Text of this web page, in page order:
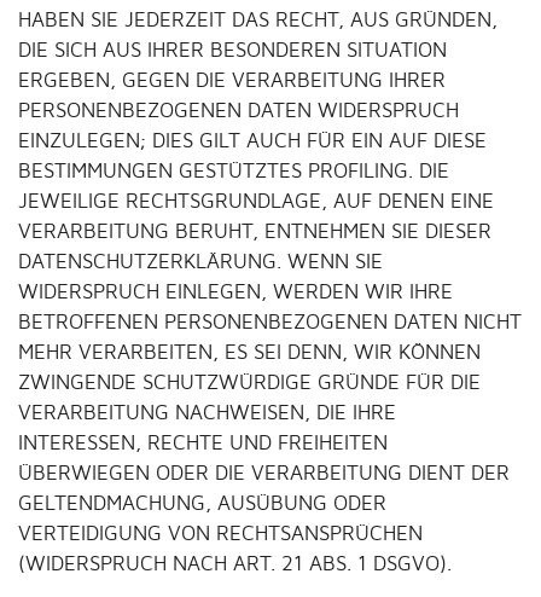
HABEN SIE JEDERZEIT DAS RECHT, AUS GRÜNDEN,
DIE SICH AUS IHRER BESONDEREN SITUATION
ERGEBEN, GEGEN DIE VERARBEITUNG IHRER
PERSONENBEZOGENEN DATEN WIDERSPRUCH
EINZULEGEN; DIES GILT AUCH FÜR EIN AUF DIESE
BESTIMMUNGEN GESTÜTZTES PROFILING. DIE
JEWEILIGE RECHTSGRUNDLAGE, AUF DENEN EINE
VERARBEITUNG BERUHT, ENTNEHMEN SIE DIESER
DATENSCHUTZERKLÄRUNG. WENN SIE
WIDERSPRUCH EINLEGEN, WERDEN WIR IHRE
BETROFFENEN PERSONENBEZOGENEN DATEN NICHT
MEHR VERARBEITEN, ES SEI DENN, WIR KÖNNEN
ZWINGENDE SCHUTZWÜRDIGE GRÜNDE FÜR DIE
VERARBEITUNG NACHWEISEN, DIE IHRE
INTERESSEN, RECHTE UND FREIHEITEN
ÜBERWIEGEN ODER DIE VERARBEITUNG DIENT DER
GELTENDMACHUNG, AUSÜBUNG ODER
VERTEIDIGUNG VON RECHTSANSPRÜCHEN
(WIDERSPRUCH NACH ART. 21 ABS. 1 DSGVO).